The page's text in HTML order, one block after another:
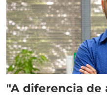
"A diferencia de